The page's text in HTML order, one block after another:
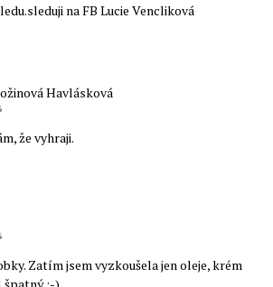
na FB Lucie Vencliková
Havlásková
že vyhraji.
Zatím jsem vyzkoušela jen oleje, krém
špatný ;-)